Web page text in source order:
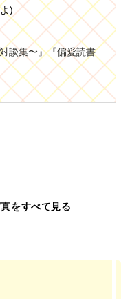
)
談集〜』『偏愛読書
をすべて見る